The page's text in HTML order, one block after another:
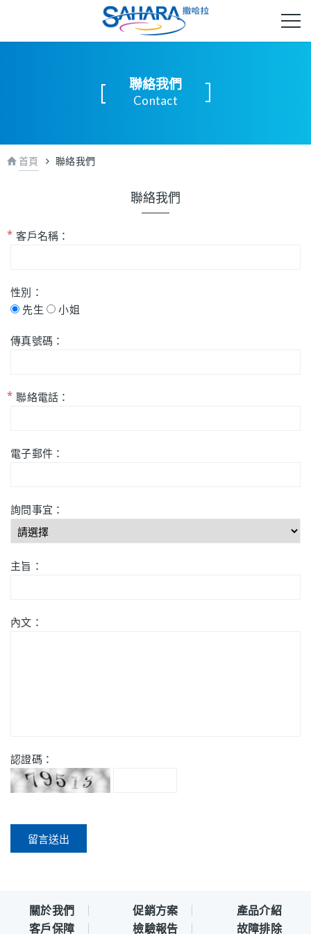
聯絡我們
Contact
首頁 聯絡我們
聯絡我們
客戶名稱：
性別：
先生
小姐
傳真號碼：
聯絡電話：
電子郵件：
詢問事宜：
主旨：
內文：
認證碼：
關於我們 促銷方案
產品介紹
客戶保障
檢驗報告 故障排除